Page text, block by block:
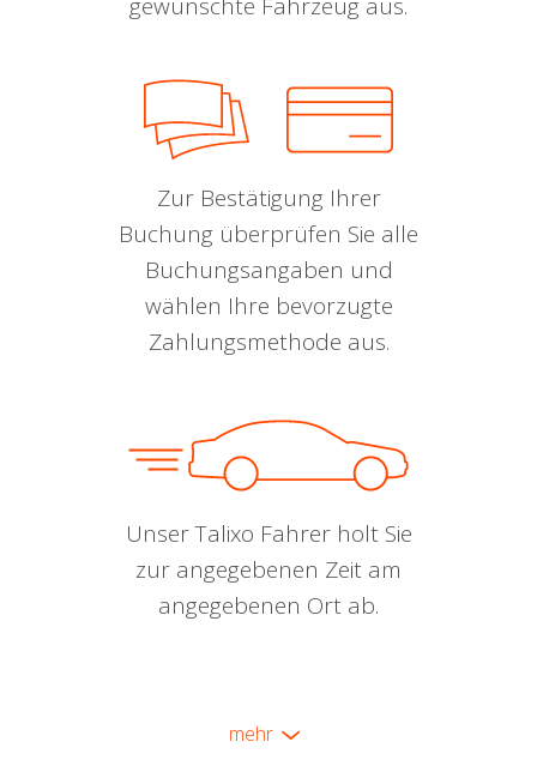
Zur Bestätigung Ihrer
Buchung überprüfen Sie alle
Buchungsangaben und
wählen Ihre bevorzugte
Zahlungsmethode aus.
Unser Talixo Fahrer holt Sie
zur angegebenen Zeit am
angegebenen Ort ab.
mehr